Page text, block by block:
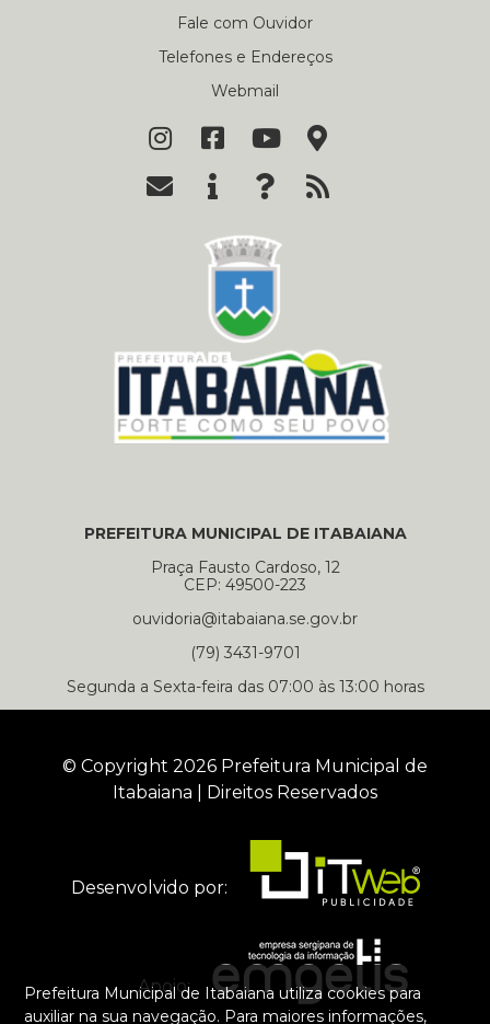
Prefeitura Municipal de Itabaiana utiliza cookies para
auxiliar na sua navegação. Para maiores informações,
Fale com Ouvidor
Telefones e Endereços
Webmail
PREFEITURA MUNICIPAL DE ITABAIANA
Praça Fausto Cardoso, 12
CEP: 49500-223
ouvidoria@itabaiana.se.gov.br
(79) 3431-9701
Segunda a Sexta-feira das 07:00 às 13:00 horas
© Copyright 2026 Prefeitura Municipal de
Itabaiana | Direitos Reservados
Desenvolvido por:
Apoio: